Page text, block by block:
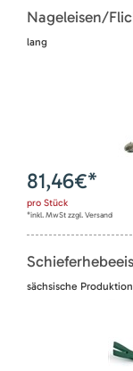
Nageleisen/
lang
81,46€*
pro Stück
*inkl. MwSt zzgl. Versand
sächsische